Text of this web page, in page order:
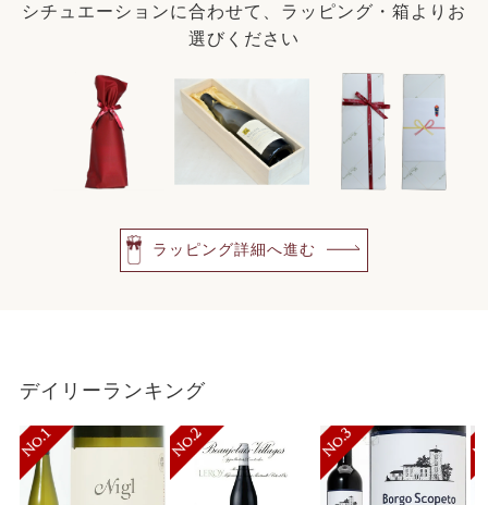
シチュエーションに合わせて、ラッピング・箱よりお
選びください
ラッピング詳細へ進む
デイリーランキング